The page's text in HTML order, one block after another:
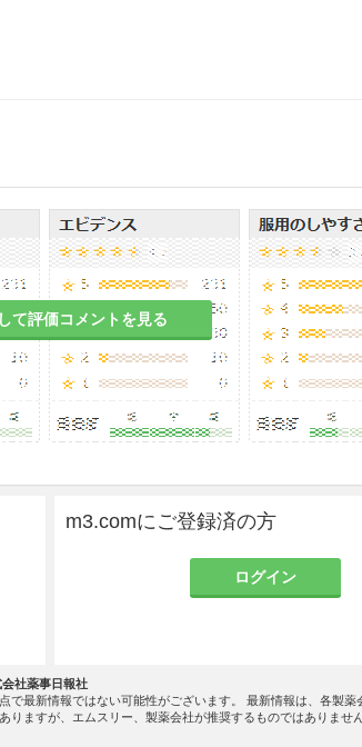
て評価コメントを見る
m3.comにご登録済の方
ログイン
社薬事日報社
最新情報ではない可能性がございます。 最新情報は、各製薬
ますが、エムスリー、製薬会社が推奨するものではありません